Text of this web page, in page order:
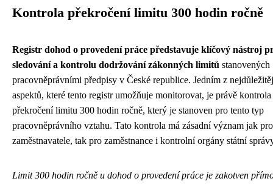
Kontrola překročení limitu 300 hodin ročně
Registr dohod o provedení práce představuje klíčový nástroj
sledování a kontrolu dodržování zákonných limitů stanovených
pracovněprávními předpisy v České republice. Jedním z
aspektů, které tento registr umožňuje monitorovat, je právě kontrola
překročení limitu 300 hodin ročně, který je stanoven pro tento typ
pracovněprávního vztahu. Tato kontrola má zásadní význam jak pro
zaměstnavatele, tak pro zaměstnance i kontrolní orgány státní
Limit 300 hodin ročně u dohod o provedení práce je zakotven